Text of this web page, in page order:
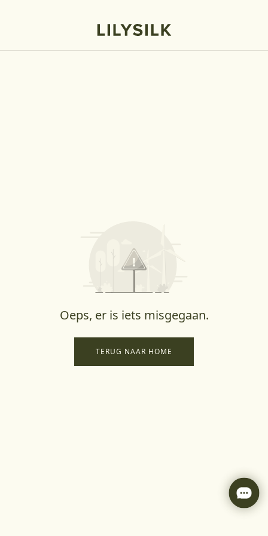
Oeps, er is iets misgegaan.
TERUG NAAR HOME